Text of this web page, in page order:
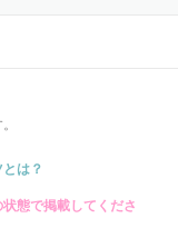
ム
は？
態で掲載してくださ